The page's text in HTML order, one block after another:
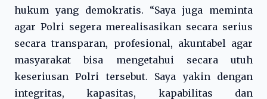
hukum yang demokratis. “Saya juga meminta
agar Polri segera merealisasikan secara serius
secara transparan, profesional, akuntabel agar
masyarakat bisa mengetahui secara utuh
keseriusan Polri tersebut. Saya yakin dengan
integritas, kapasitas, kapabilitas dan